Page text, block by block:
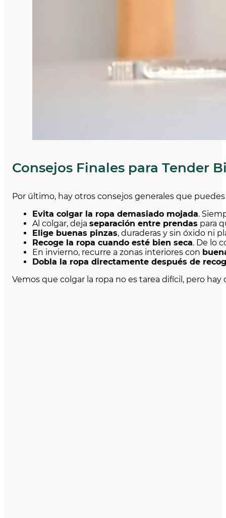
Consejos Finales para Tender
Por último, hay otros consejos generales que
Evita colgar la ropa demasiado mojada.
Al colgar, deja separación entre prendas para
Elige buenas pinzas, duraderas y sin óxido ni
Recoge la ropa cuando esté bien seca. De lo
En invierno, recurre a zonas interiores con
Dobla la ropa directamente después de
Vemos que colgar la ropa no es tarea difícil, pero